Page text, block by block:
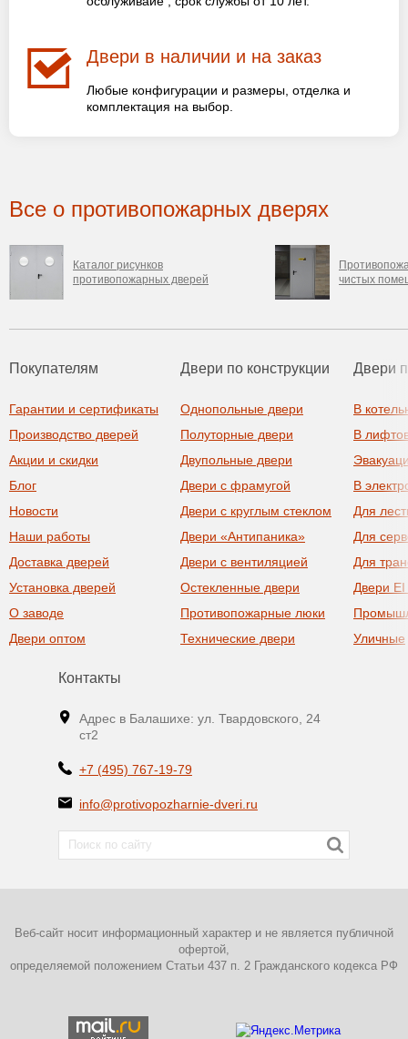
Двери в наличии и на заказ
Любые конфигурации и размеры, отделка и
комплектация на выбор.
Все о противопожарных дверях
Каталог рисунков
противопожарных дверей
чистых
Покупателям
Гарантии и сертификаты
Производство дверей
Акции и скидки
Блог
Новости
Наши работы
Доставка дверей
Установка дверей
О заводе
Двери оптом
Двери по конструкции
Однопольные двери
Полуторные двери
Двупольные двери
Двери с фрамугой
Двери с круглым стеклом
Двери «Антипаника»
Двери с вентиляцией
Остекленные двери
Противопожарные люки
Технические двери
Двери
В
В
В
Для
Для
Для
Двери
Уличные
Контакты
Адрес в Балашихе: ул. Твардовского, 24
ст2
+7 (495) 767-19-79
info@protivopozharnie-dveri.ru
Веб-сайт носит информационный характер и не является публичной
офертой,
определяемой положением Статьи 437 п. 2 Гражданского кодекса РФ